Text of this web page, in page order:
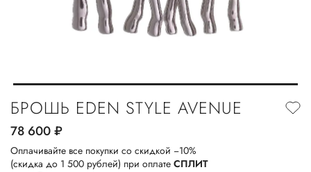
БРОШЬ EDEN STYLE AVENUE
78 600руб.
Оплачивайте все покупки со скидкой −10%
(скидка до 1 500 рублей) при оплате СПЛИТ